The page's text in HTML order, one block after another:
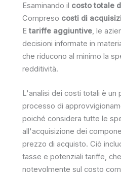
Esaminando il costo totale
Compreso costi di
E tariffe aggiuntive, le
decisioni informate in
che riducono al minimo la
redditività.
L'analisi dei costi totali è un
processo di
poiché considera tutte le
all'acquisizione dei
prezzo di acquisto. Ciò
tasse e potenziali tariffe,
notevolmente sul costo